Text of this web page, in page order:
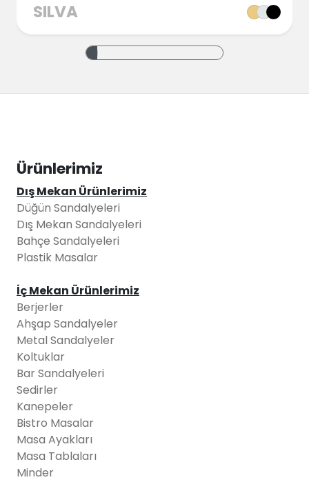
SILVA
Ürünlerimiz
Dış Mekan Ürünlerimiz
Düğün Sandalyeleri
Dış Mekan Sandalyeleri
Bahçe Sandalyeleri
Plastik Masalar
İç Mekan Ürünlerimiz
Berjerler
Ahşap Sandalyeler
Metal Sandalyeler
Koltuklar
Bar Sandalyeleri
Sedirler
Kanepeler
Bistro Masalar
Masa Ayakları
Masa Tablaları
Minder